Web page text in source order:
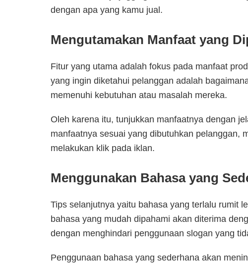
dengan apa yang kamu jual.
Mengutamakan Manfaat yang
Fitur yang utama adalah fokus pada manfaat
yang ingin diketahui pelanggan adalah
memenuhi kebutuhan atau masalah mereka.
Oleh karena itu, tunjukkan manfaatnya dengan
manfaatnya sesuai yang dibutuhkan pelanggan,
melakukan klik pada iklan.
Menggunakan Bahasa yang
Tips selanjutnya yaitu bahasa yang terlalu rumit
bahasa yang mudah dipahami akan diterima
dengan menghindari penggunaan slogan yang
Penggunaan bahasa yang sederhana akan